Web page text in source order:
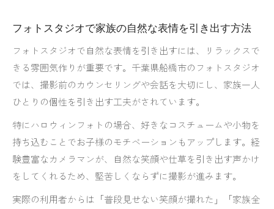
フォトスタジオで家族の自然な表情を引き出す方法
フォトスタジオで自然な表情を引き出すには、リラックスで
きる雰囲気作りが重要です。千葉県船橋市のフォトスタジオ
では、撮影前のカウンセリングや会話を大切にし、家族一人
ひとりの個性を引き出す工夫がされています。
特にハロウィンフォトの場合、好きなコスチュームや小物を
持ち込むことでお子様のモチベーションもアップします。経
験豊富なカメラマンが、自然な笑顔や仕草を引き出す声かけ
をしてくれるため、堅苦しくならずに撮影が進みます。
実際の利用者からは「普段見せない笑顔が撮れた」「家族全